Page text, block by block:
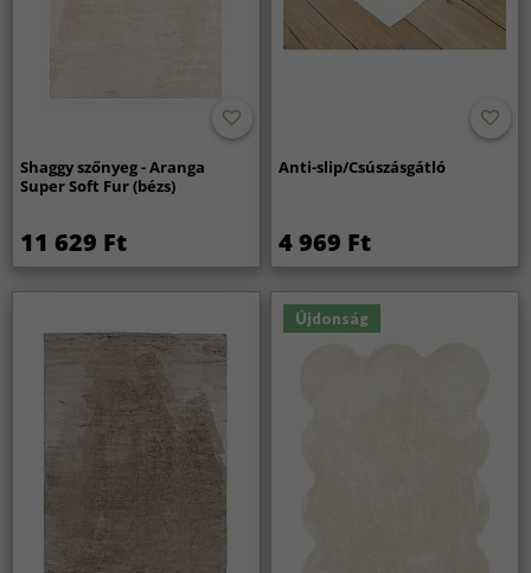
Shaggy szőnyeg - Aranga
Super Soft Fur (bézs)
11 629 Ft
Anti-slip/Csúszásgátló
4 969 Ft
Újdonság